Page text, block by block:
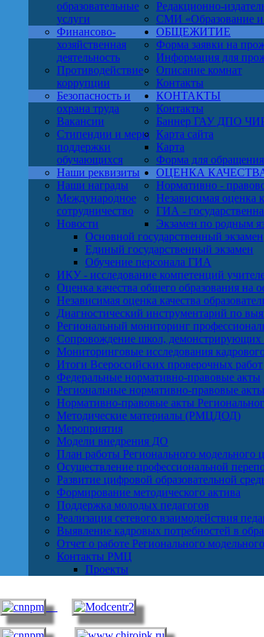
образовательные
услуги
Финансово-
хозяйственная
деятельность
Противодействие
коррупции
Безопасность и
охрана труда
Вакансии
Стипендии и меры
поддержки
обучающихся
Наши реквизиты
Наши награды
Международное
сотрудничество
Новости
Редакционно-
СМИ «Образование и
ОБЩЕЖИТИЕ
Форма заявки на
Информация для
Описание комнат
Контакты
КОНТАКТЫ
Контакты
Баннер ГАУ ДПО
Карта сайта
Карта
Форма для
ОЦЕНКА
Нормативно -
Независимая оценка
ГИА -
Экзамен по родным
Основной государственный экзамен
Единый государственный экзамен
Обучение персонала ГИА
ИКУ - исследование компетенций
Оценка качества общего образования на
Независимая оценка качества
Диагностический инструментарий по
Региональный мониторинг
Сопровождение школ, демонстрирующих
Мониторинговые исследования
Итоги Всероссийских проверочных работ
Федеральные нормативно-правовые акты
Региональные нормативно-правовые акты
Нормативно-правовые акты
Методические материалы (РМЦДОД)
Мероприятия
Модели внедрения ДО
План работы Регионального модельного
Осуществление профессиональной
Развитие цифровой образовательной
Формирование методического актива
Поддержка молодых педагогов
Реализация сетевого взаимодействия
Выявление кадровых потребностей в
Отчет о работе Регионального
Контакты РМЦ
Проекты